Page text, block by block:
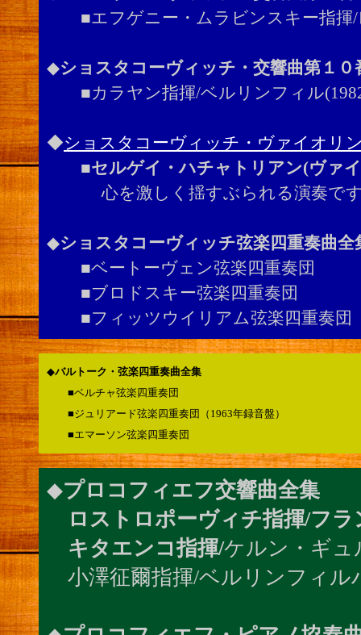
■エフゲニー・ムラビンスキー指揮/
◆ショスタコーヴィッチ・交響曲第１０
■カラヤン指揮/ベルリンフィル
◆ショスタコーヴィッチ・ヴァイオリ
■セルゲイ・ハチャトリアン(ヴァ
心を激しく揺すぶられる演奏で
◆ショスタコーヴィッチ弦楽四重奏曲全
■ベートーヴェン弦楽四重奏団
■ブロドスキー弦楽四重奏団
■フィッツウイリアム弦楽四重奏団
◆バルトーク・弦楽四重奏曲全集
■ベルチャ弦楽四重奏団
■ジュリアード弦楽四重奏団（1963年録音盤）
■エマーソン弦楽四重奏団
◆プロコフィエフ交響曲全集
ロストロポーヴィチ指揮/フラ
キタエンコ指揮/ケルン・ギュ
小澤征爾指揮/ベルリンフィル